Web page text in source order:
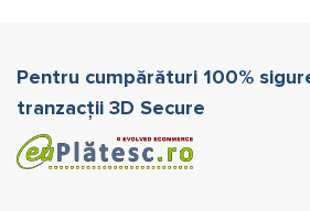
Pentru cumpărături 100%
tranzacții 3D Secure